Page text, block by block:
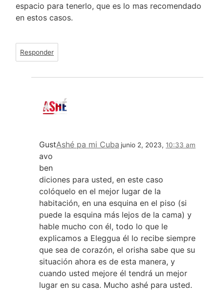
espacio para tenerlo, que es lo mas recomendado
en estos casos.
Responder
Ashé pa mi Cuba junio 2, 2023, 10:33 am
Gust
avo
ben
diciones para usted, en este caso
colóquelo en el mejor lugar de la
habitación, en una esquina en el piso (si
puede la esquina más lejos de la cama) y
hable mucho con él, todo lo que le
explicamos a Eleggua él lo recibe siempre
que sea de corazón, el orisha sabe que su
situación ahora es de esta manera, y
cuando usted mejore él tendrá un mejor
lugar en su casa. Mucho ashé para usted.